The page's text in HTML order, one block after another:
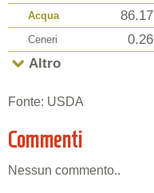
Acqua 86.17
Ceneri 0.26
Altro
Fonte: USDA
Commenti
Nessun commento..